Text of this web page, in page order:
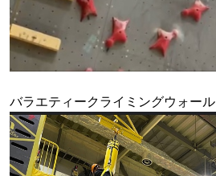
バラエティークライミングウォール